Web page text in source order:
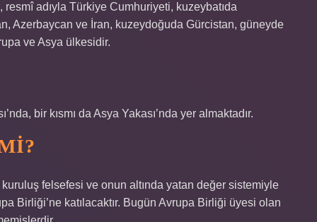
adıyla Türkiye Cumhuriyeti, kuzeybatıda
Azerbaycan ve İran, kuzeydoğuda Gürcistan, güneyde
ve Asya ülkesidir.
bir kısmı da Asya Yakası’nda yer almaktadır.
felsefesi ve onun altında yatan değer sistemiyle
Birliği’ne katılacaktır. Bugün Avrupa Birliği üyesi olan